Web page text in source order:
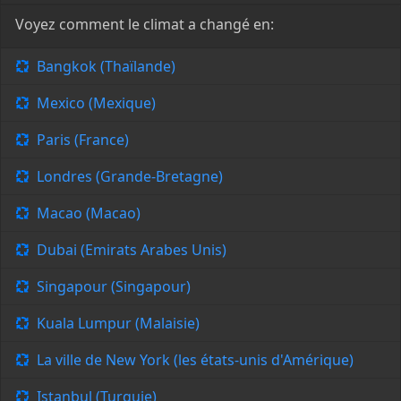
Voyez comment le climat a changé en:
Bangkok (Thaïlande)
Mexico (Mexique)
Paris (France)
Londres (Grande-Bretagne)
Macao (Macao)
Dubai (Emirats Arabes Unis)
Singapour (Singapour)
Kuala Lumpur (Malaisie)
La ville de New York (les états-unis d'Amérique)
Istanbul (Turquie)